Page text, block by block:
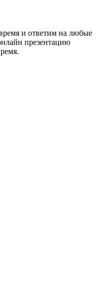
и ответим на любые
презентацию